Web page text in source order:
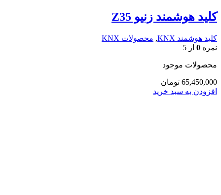
کلید هوشمند زنیو Z35
کلید هوشمند KNX , محصولات KNX
نمره 0 از 5
محصولات موجود
65,450,000 تومان
افزودن به سبد خرید